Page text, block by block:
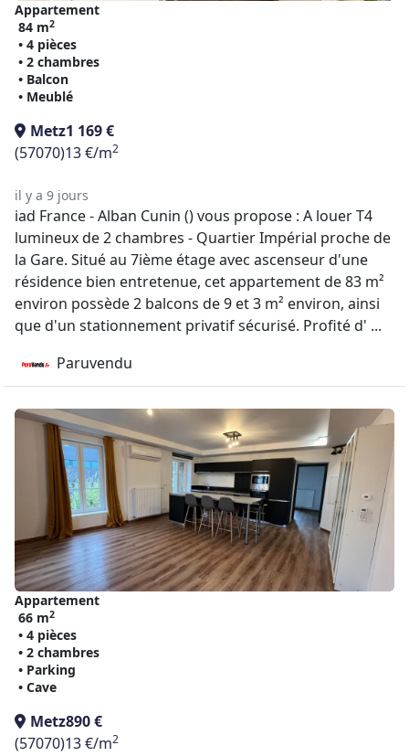
Appartement
84 m2
• 4 pièces
• 2 chambres
• Balcon
• Meublé
Metz1 169 €
(57070)13 €/m2
il y a 9 jours
iad France - Alban Cunin () vous propose : A louer T4
lumineux de 2 chambres - Quartier Impérial proche de
la Gare. Situé au 7ième étage avec ascenseur d'une
résidence bien entretenue, cet appartement de 83 m²
environ possède 2 balcons de 9 et 3 m² environ, ainsi
que d'un stationnement privatif sécurisé. Profité d' ...
Paruvendu
Appartement
66 m2
• 4 pièces
• 2 chambres
• Parking
• Cave
Metz890 €
(57070)13 €/m2